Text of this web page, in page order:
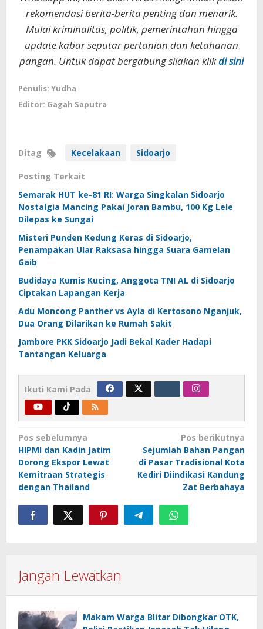
rekomendasi berita-berita penting dan menarik.
Mulai kriminalitas, politik, pemerintahan hingga
update kabar seputar pertanian dan ketahanan
pangan. Untuk dapat bergabung silakan klikdi sini
Penulis: Yudha
Editor: Gagah Saputra
Ditag Kecelakaan Sidoarjo
Posting Terkait
Semarak HUT ke-81 RI: Warga Singkalan Sidoarjo
Nostalgia Mancing Pakai Joran Bambu, 100 Kg Lele
Dilepas ke Sungai
Misteri Punden Kedung Keras di Sidoarjo,
Penampakan Ular Raksasa hingga Suara Gamelan
Gaib
Budidaya Kumis Kucing, Anggota TNI AL di Sidoarjo
Ciptakan Lapangan Kerja
Adu Moncong Panther vs Ayla di Kertosono Nganjuk,
Dua Orang Dilarikan ke Rumah Sakit
Jambore PKK Sidoarjo Jadi Bekal Kader Hadapi
Tantangan Keluarga
Ikuti Kami Pada
Navigasi
pos
Pos sebelumnya
HIPMI dan Kadin Jatim
Dorong Ekspor Lewat
Kemitraan Strategis
dengan Thailand
Pos berikutnya
Sejumlah Bahan Pangan
di Pasar Tradisional Kota
Kediri Diindikasi Kandung
Zat Berbahaya
Jangan Lewatkan
Makam Warga Blitar Dibongkar OTK,